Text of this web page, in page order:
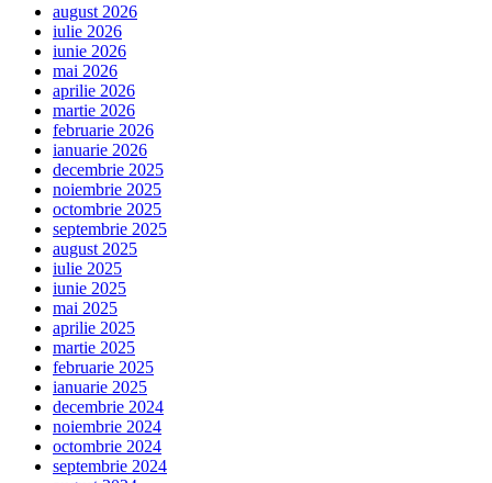
august 2026
iulie 2026
iunie 2026
mai 2026
aprilie 2026
martie 2026
februarie 2026
ianuarie 2026
decembrie 2025
noiembrie 2025
octombrie 2025
septembrie 2025
august 2025
iulie 2025
iunie 2025
mai 2025
aprilie 2025
martie 2025
februarie 2025
ianuarie 2025
decembrie 2024
noiembrie 2024
octombrie 2024
septembrie 2024